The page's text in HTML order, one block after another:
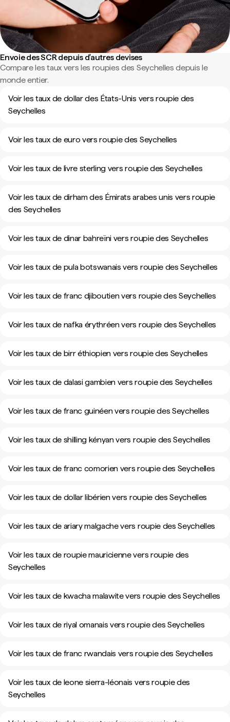
Envoie des SCR depuis d'autres devises
Compare les taux vers les roupies des Seychelles depuis le
monde entier.
Voir les taux de dollar des États-Unis vers roupie des
Seychelles
Voir les taux de euro vers roupie des Seychelles
Voir les taux de livre sterling vers roupie des Seychelles
Voir les taux de dirham des Émirats arabes unis vers roupie
des Seychelles
Voir les taux de dinar bahreïni vers roupie des Seychelles
Voir les taux de pula botswanais vers roupie des Seychelles
Voir les taux de franc djiboutien vers roupie des Seychelles
Voir les taux de nafka érythréen vers roupie des Seychelles
Voir les taux de birr éthiopien vers roupie des Seychelles
Voir les taux de dalasi gambien vers roupie des Seychelles
Voir les taux de franc guinéen vers roupie des Seychelles
Voir les taux de shilling kényan vers roupie des Seychelles
Voir les taux de franc comorien vers roupie des Seychelles
Voir les taux de dollar libérien vers roupie des Seychelles
Voir les taux de ariary malgache vers roupie des Seychelles
Voir les taux de roupie mauricienne vers roupie des
Seychelles
Voir les taux de kwacha malawite vers roupie des Seychelles
Voir les taux de riyal omanais vers roupie des Seychelles
Voir les taux de franc rwandais vers roupie des Seychelles
Voir les taux de leone sierra-léonais vers roupie des
Seychelles